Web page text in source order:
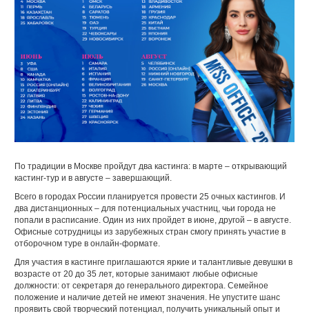
По традиции в Москве пройдут два кастинга: в марте – открывающий
кастинг-тур и в августе – завершающий.
Всего в городах России планируется провести 25 очных кастингов. И
два дистанционных – для потенциальных участниц, чьи города не
попали в расписание. Один из них пройдет в июне, другой – в августе.
Офисные сотрудницы из зарубежных стран смогу принять участие в
отборочном туре в онлайн-формате.
Для участия в кастинге приглашаются яркие и талантливые девушки в
возрасте от 20 до 35 лет, которые занимают любые офисные
должности: от секретаря до генерального директора. Семейное
положение и наличие детей не имеют значения. Не упустите шанс
проявить свой творческий потенциал, получить уникальный опыт и